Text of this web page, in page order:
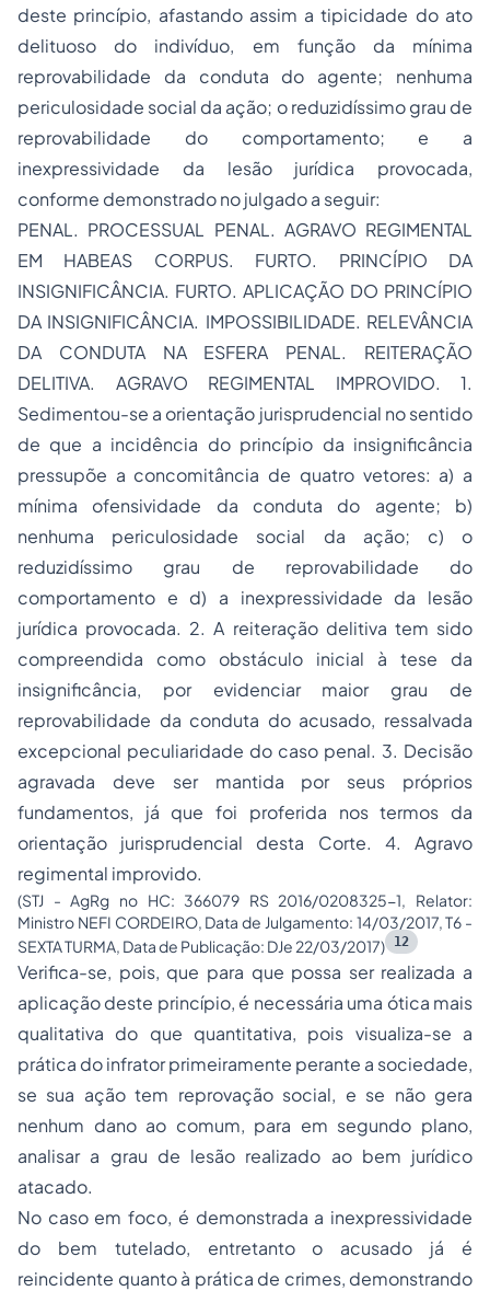
deste princípio, afastando assim a tipicidade do ato
delituoso do indivíduo, em função da mínima
reprovabilidade da conduta do agente; nenhuma
periculosidade social da ação; o reduzidíssimo grau de
reprovabilidade do comportamento; e a
inexpressividade da lesão jurídica provocada,
conforme demonstrado no julgado a seguir:
PENAL. PROCESSUAL PENAL. AGRAVO REGIMENTAL
EM HABEAS CORPUS. FURTO. PRINCÍPIO DA
INSIGNIFICÂNCIA. FURTO. APLICAÇÃO DO PRINCÍPIO
DA INSIGNIFICÂNCIA. IMPOSSIBILIDADE. RELEVÂNCIA
DA CONDUTA NA ESFERA PENAL. REITERAÇÃO
DELITIVA. AGRAVO REGIMENTAL IMPROVIDO. 1.
Sedimentou-se a orientação jurisprudencial no sentido
de que a incidência do princípio da insignificância
pressupõe a concomitância de quatro vetores: a) a
mínima ofensividade da conduta do agente; b)
nenhuma periculosidade social da ação; c) o
reduzidíssimo grau de reprovabilidade do
comportamento e d) a inexpressividade da lesão
jurídica provocada. 2. A reiteração delitiva tem sido
compreendida como obstáculo inicial à tese da
insignificância, por evidenciar maior grau de
reprovabilidade da conduta do acusado, ressalvada
excepcional peculiaridade do caso penal. 3. Decisão
agravada deve ser mantida por seus próprios
fundamentos, já que foi proferida nos termos da
orientação jurisprudencial desta Corte. 4. Agravo
regimental improvido.
(STJ - AgRg no HC: 366079 RS 2016/0208325-1, Relator:
Ministro NEFI CORDEIRO, Data de Julgamento: 14/03/2017, T6 -
SEXTA TURMA, Data de Publicação: DJe 22/03/2017)
12
Verifica-se, pois, que para que possa ser realizada a
aplicação deste princípio, é necessária uma ótica mais
qualitativa do que quantitativa, pois visualiza-se a
prática do infrator primeiramente perante a sociedade,
se sua ação tem reprovação social, e se não gera
nenhum dano ao comum, para em segundo plano,
analisar a grau de lesão realizado ao bem jurídico
atacado.
No caso em foco, é demonstrada a inexpressividade
do bem tutelado, entretanto o acusado já é
reincidente quanto à prática de crimes, demonstrando